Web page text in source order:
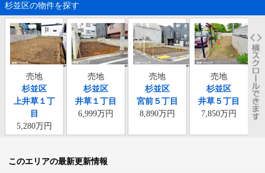
杉並区の物件を探す
売地
杉並区
上井草１丁
目
5,280万円
売地
杉並区
井草１丁目
6,999万円
売地
杉並区
宮前５丁目
8,890万円
売地
杉並区
井草５丁目
7,850万円
このエリアの最新更新情報